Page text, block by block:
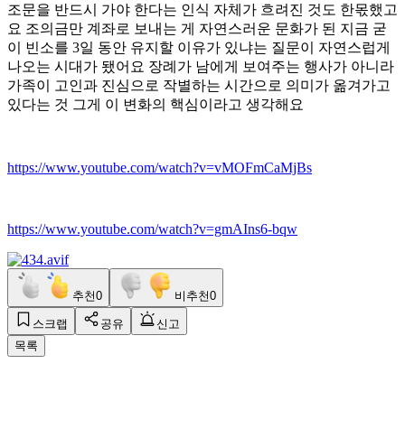
조문을 반드시 가야 한다는 인식 자체가 흐려진 것도 한몫했고
요 조의금만 계좌로 보내는 게 자연스러운 문화가 된 지금 굳
이 빈소를 3일 동안 유지할 이유가 있냐는 질문이 자연스럽게
나오는 시대가 됐어요 장례가 남에게 보여주는 행사가 아니라
가족이 고인과 진심으로 작별하는 시간으로 의미가 옮겨가고
있다는 것 그게 이 변화의 핵심이라고 생각해요
https://www.youtube.com/watch?v=vMOFmCaMjBs
https://www.youtube.com/watch?v=gmAIns6-bqw
추천0 비추천0
스크랩 공유
신고
목록